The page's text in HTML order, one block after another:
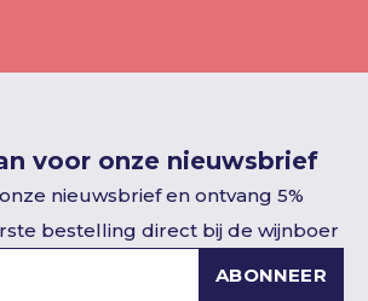
voor onze nieuwsbrief
nieuwsbrief en ontvang 5%
bestelling direct bij de wijnboer
ABONNEER